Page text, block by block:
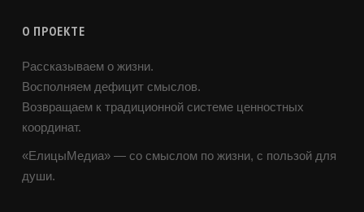
О ПРОЕКТЕ
Рассказываем о жизни.
Восполняем дефицит смыслов.
Возвращаем к традиционной системе ценностных
координат.
«ЕлицыМедиа» — со смыслом по жизни, с пользой для
души.